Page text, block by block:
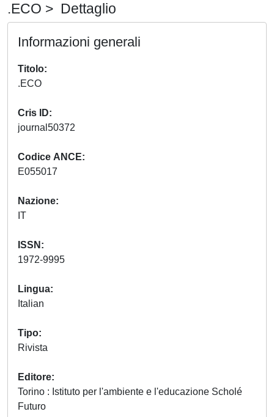
.ECO > Dettaglio
Informazioni generali
Titolo
Cris ID
Codice ANCE
Nazione
ISSN
Lingua
Tipo
Rivista
Editore
Torino : Istituto per l'ambiente e l'educazione Scholé